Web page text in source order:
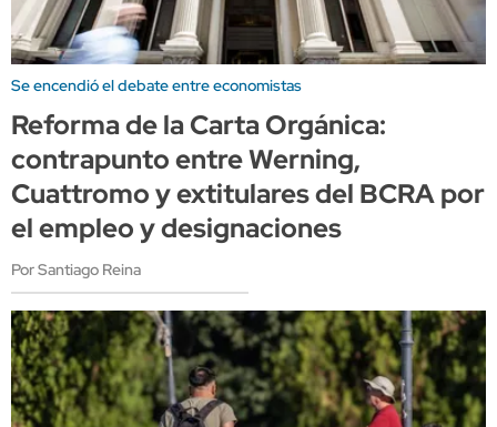
Se encendió el debate entre economistas
Reforma de la Carta Orgánica:
contrapunto entre Werning,
Cuattromo y extitulares del BCRA por
el empleo y designaciones
Por Santiago Reina